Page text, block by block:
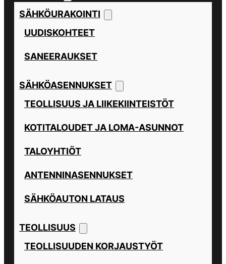
SÄHKÖURAKOINTI
UUDISKOHTEET
SANEERAUKSET
SÄHKÖASENNUKSET
TEOLLISUUS JA LIIKEKIINTEISTÖT
KOTITALOUDET JA LOMA-ASUNNOT
TALOYHTIÖT
ANTENNINASENNUKSET
SÄHKÖAUTON LATAUS
TEOLLISUUS
TEOLLISUUDEN KORJAUSTYÖT